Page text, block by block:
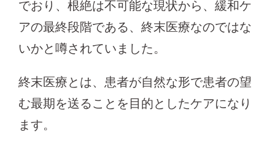
でおり、根絶は不可能な現状から、緩和ケ
アの最終段階である、終末医療なのではな
いかと噂されていました。
終末医療とは、患者が自然な形で患者の望
む最期を送ることを目的としたケアになり
ます。